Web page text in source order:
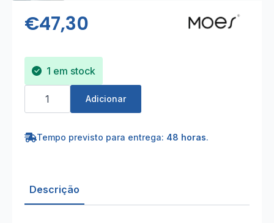
€47,30
1 em stock
Quantidade
adaptador
Adicionar
Tempo previsto para entrega: 48 horas.
Descrição